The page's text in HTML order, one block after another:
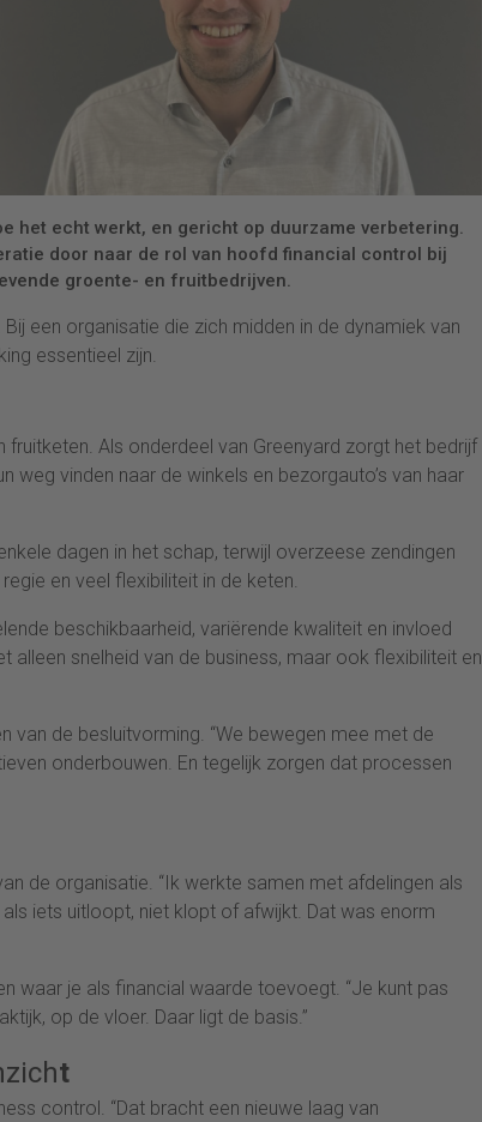
het echt werkt, en gericht op duurzame verbetering.
door naar de rol van hoofd financial control bij
groente- en fruitbedrijven.
een organisatie die zich midden in de dynamiek van
essentieel zijn.
Als onderdeel van Greenyard zorgt het bedrijf
weg vinden naar de winkels en bezorgauto’s van haar
dagen in het schap, terwijl overzeese zendingen
en veel flexibiliteit in de keten.
beschikbaarheid, variërende kwaliteit en invloed
alleen snelheid van de business, maar ook flexibiliteit en
van de besluitvorming. “We bewegen mee met de
onderbouwen. En tegelijk zorgen dat processen
de organisatie. “Ik werkte samen met afdelingen als
iets uitloopt, niet klopt of afwijkt. Dat was enorm
waar je als financial waarde toevoegt. “Je kunt pas
op de vloer. Daar ligt de basis.”
t
control. “Dat bracht een nieuwe laag van